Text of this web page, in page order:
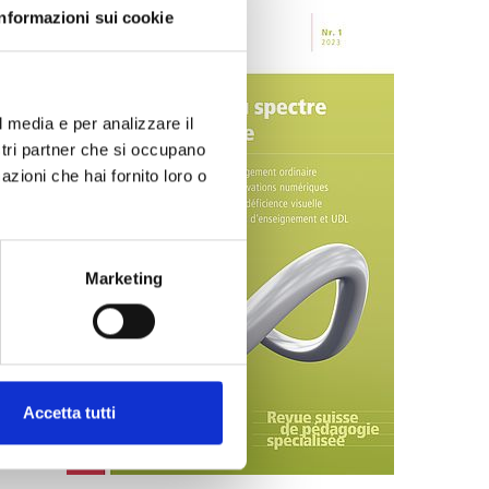
sui cookie
e per analizzare il
partner che si occupano
che hai fornito loro o
Marketing
Accetta tutti
est